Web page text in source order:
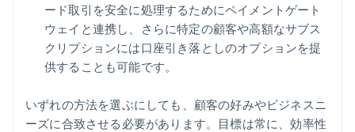
ード取引を安全に処理するためにペイメントゲート
ウェイと連携し、さらに特定の顧客や高額なサブス
クリプションには口座引き落としのオプションを提
供することも可能です。
いずれの方法を選ぶにしても、顧客の好みやビジネスニ
ーズに合致させる必要があります。目標は常に、効率性